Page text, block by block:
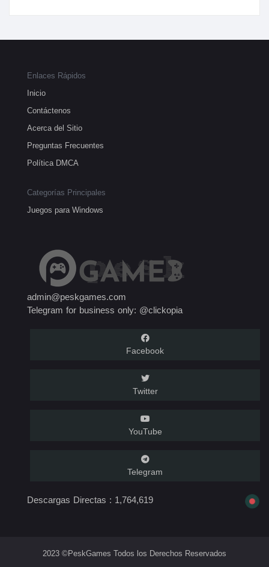
Enlaces Rápidos
Inicio
Contáctenos
Acerca del Sitio
Preguntas Frecuentes
Política DMCA
Categorías Principales
Juegos para Windows
admin@peskgames.com
Telegram for business only: @clickopia
Facebook
Twitter
YouTube
Telegram
Descargas Directas : 1,764,619
2023 ©PeskGames Todos los Derechos Reservados